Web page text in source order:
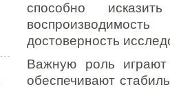
способно
достоверность
Важную роль играют
обеспечивают